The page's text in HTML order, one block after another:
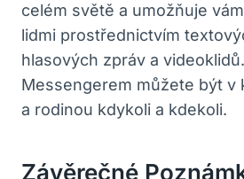
celém světě a⁢ umožňuje
lidmi prostřednictvím
hlasových zpráv‍ a
Messengerem ‌můžete​ být‌ v
a‌ rodinou kdykoli a kdekoli.
Závěrečné